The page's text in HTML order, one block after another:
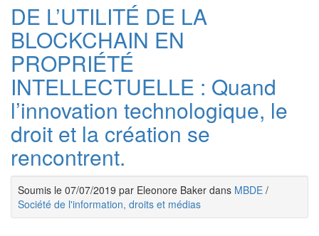
DE L’UTILITÉ DE LA
BLOCKCHAIN EN
PROPRIÉTÉ
INTELLECTUELLE : Quand
l’innovation technologique, le
droit et la création se
rencontrent.
Soumis le 07/07/2019 par Eleonore Baker dans MBDE /
Société de l'information, droits et médias